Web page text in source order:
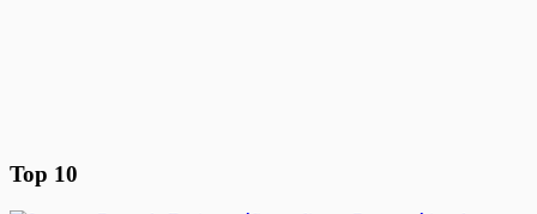
Top 10